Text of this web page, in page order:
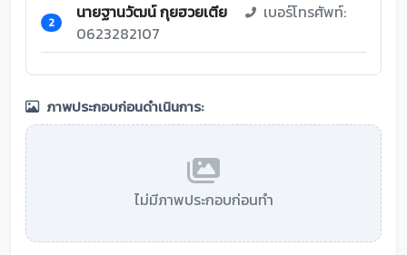
2 นายฐานวัฒน์ กุยฮวยเตีย
เบอร์โทรศัพท์:
0623282107
ภาพประกอบก่อนดำเนินการ:
ไม่มีภาพประกอบก่อนทำ